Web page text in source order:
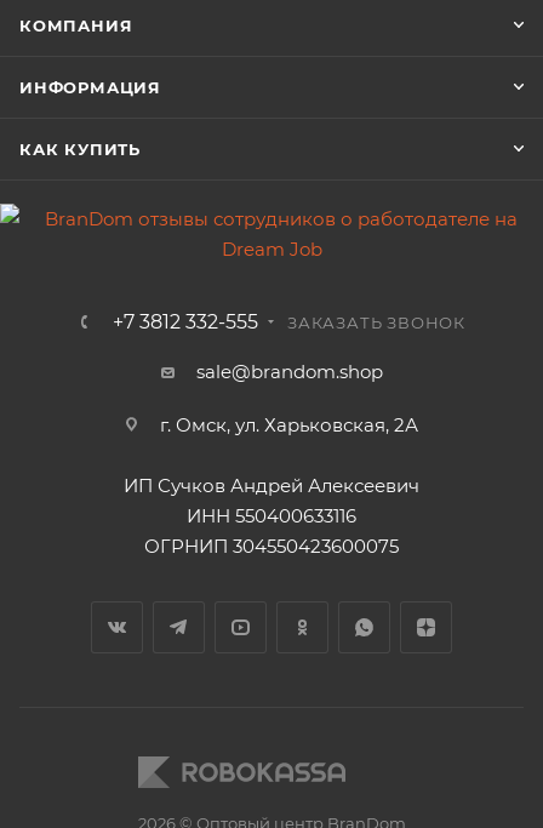
КОМПАНИЯ
ИНФОРМАЦИЯ
КАК КУПИТЬ
+7 3812 332-555 ЗАКАЗАТЬ ЗВОНОК
sale@brandom.shop
г. Омск, ул. Харьковская, 2А
ИП Сучков Андрей Алексеевич
ИНН 550400633116
ОГРНИП 304550423600075
2026 © Оптовый центр BranDom